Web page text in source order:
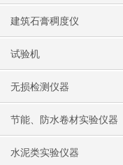
建筑石膏稠度仪
试验机
无损检测仪器
节能、防水卷材实验仪器
水泥类实验仪器